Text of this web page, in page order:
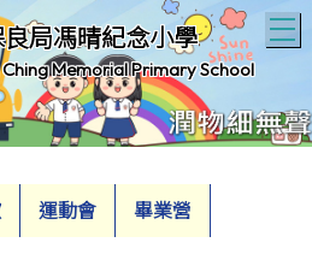
局馮晴紀念小學
Ching Memorial Primary School
運動會 畢業營